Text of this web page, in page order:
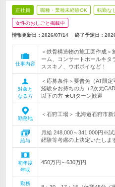
正社員 職種・業種未経験OK 転勤な
女性のおしごと掲載中
情報更新日：2026/07/14 終了予定日：
仕事内容
＜鉄骨構造物の施工図作成
ーム、コンサートホールキタ
ススキノ、ウポポイなど！
対象と
なる方
＜応募条件＞要普免（AT限
経験をお持ちの方（2次元
以下の方 ★UIターン歓迎
勤務地
＜石狩工場＞ 北海道石狩市
給与
月給 248,000～341,000円※
経験等考慮の上決定いたしま
初年度
年収
450万円～630万円
勤務